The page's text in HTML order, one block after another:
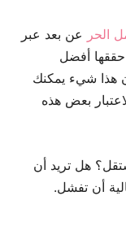
الحر عن بعد عبر
حققها أفضل
هذا شيء يمكنك
بعض هذه
هل تريد أن
أن تفشل.